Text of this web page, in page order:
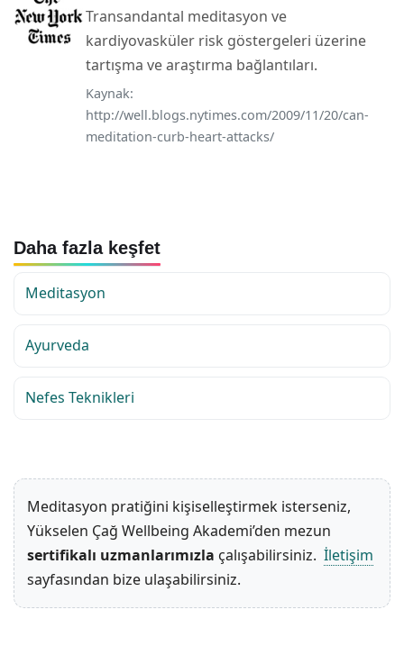
Transandantal meditasyon ve
kardiyovasküler risk göstergeleri üzerine
tartışma ve araştırma bağlantıları.
Kaynak:
http://well.blogs.nytimes.com/2009/11/20/can-
meditation-curb-heart-attacks/
Daha fazla keşfet
Meditasyon
Ayurveda
Nefes Teknikleri
Meditasyon pratiğini kişiselleştirmek isterseniz,
Yükselen Çağ Wellbeing Akademi’den mezun
sertifikalı uzmanlarımızla çalışabilirsiniz. İletişim
sayfasından bize ulaşabilirsiniz.